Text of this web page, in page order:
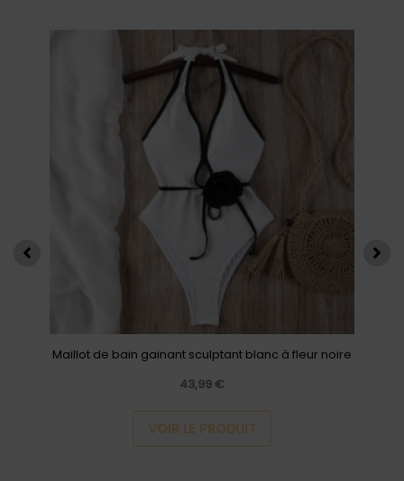
Maillot de bain gainant sculptant blanc à fleur noire
43,99€
VOIR LE PRODUIT
a
peuvent
être
page
du